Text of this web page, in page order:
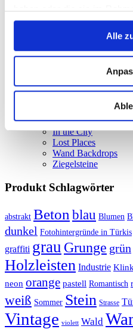
haben oder die sie im
gesammelt haben.
Alle
Natur Backdrops
Sonnenuntergänge
Wald Backdrops
Club Backdrops
startseite
Urban Backdrops
In the City
Lost Places
Wand Backdrops
Ziegelsteine
Produkt Schlagwörter
abstrakt Beton blau Blumen
dunkel Fotohintergründe in Türkis
graffiti grau Grunge grün
Holzleisten Industrie
neon orange pastell Romantisch
weiß Sommer Stein Strasse
Vintage violett Wald